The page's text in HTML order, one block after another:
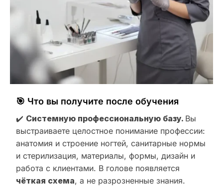
🎯 Что вы получите после обучения
✔️ Системную профессиональную базу. Вы
выстраиваете целостное понимание профессии:
анатомия и строение ногтей, санитарные нормы
и стерилизация, материалы, формы, дизайн и
работа с клиентами. В голове появляется
чёткая схема, а не разрозненные знания.